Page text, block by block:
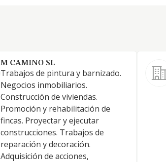
M CAMINO SL
Trabajos de pintura y barnizado.
Negocios inmobiliarios.
Construcción de viviendas.
Promoción y rehabilitación de
fincas. Proyectar y ejecutar
construcciones. Trabajos de
reparación y decoración.
Adquisición de acciones,